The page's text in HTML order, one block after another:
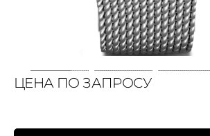
ЦЕНА ПО ЗАПРОСУ